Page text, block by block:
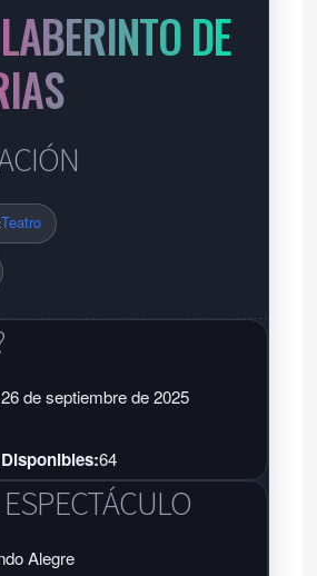
DE
Teatro
de septiembre de 2025
Disponibles:64
Alegre